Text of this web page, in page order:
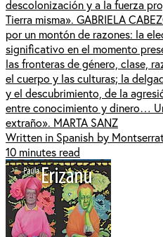
descolonización y a la fuerza
Tierra misma». GABRIELA
por un montón de razones: la
significativo en el momento
las fronteras de género, clase,
el cuerpo y las culturas; la
y el descubrimiento, de la
entre conocimiento y dinero…
extraño». MARTA SANZ
Written in Spanish by
10 minutes read